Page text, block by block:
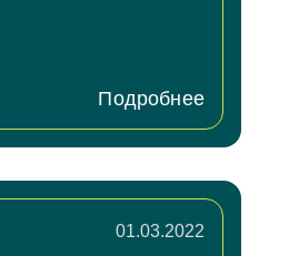
Подробнее
01.03.2022